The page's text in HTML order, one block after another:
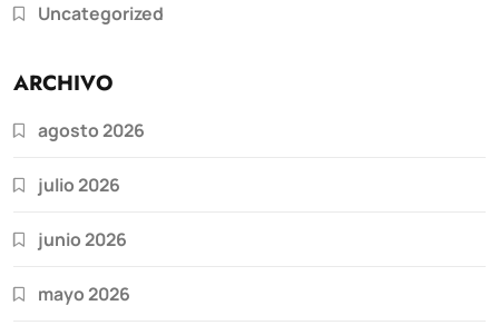
Uncategorized
ARCHIVO
agosto 2026
julio 2026
junio 2026
mayo 2026